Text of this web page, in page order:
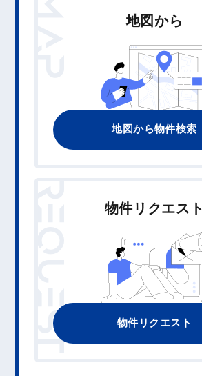
地図から
地図から物件検索
REQUEST 物件リクエスト
物件リクエスト